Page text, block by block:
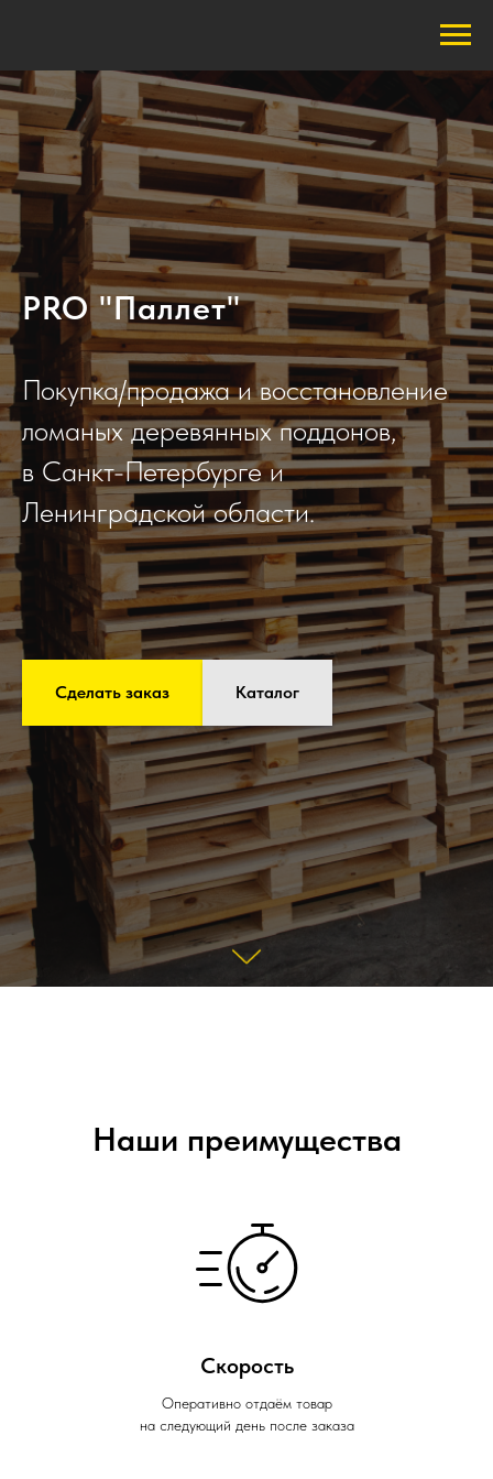
PRO "Паллет"
Покупка/продажа и восстановление
ломаных деревянных поддонов,
в Санкт-Петербурге и
Ленинградской области.
Сделать заказ Каталог
Наши преимущества
Скорость
Оперативно отдаём товар
на следующий день после заказа